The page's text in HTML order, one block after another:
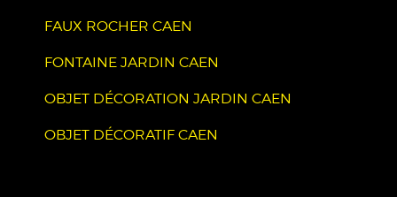
FAUX ROCHER CAEN
FONTAINE JARDIN CAEN
OBJET DÉCORATION JARDIN CAEN
OBJET DÉCORATIF CAEN